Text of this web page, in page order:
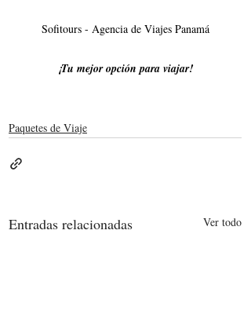
Sofitours - Agencia de Viajes Panamá
¡Tu mejor opción para viajar!
Paquetes de Viaje
Entradas relacionadas Ver todo